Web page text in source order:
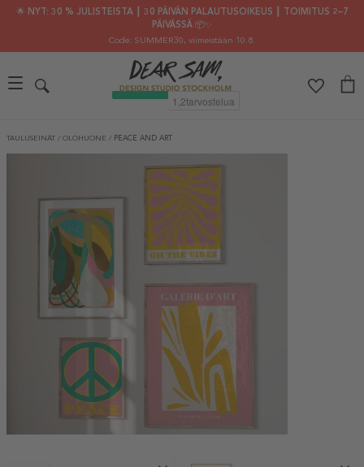
🌟 NYT: 30 % JULISTEISTA ┃ 30 PÄIVÄN PALAUTUSOIKEUS ┃ TOIMITUS 2–7
PÄIVÄSSÄ 📦✨
Code: SUMMER30, viimeistään 10.8.
TAULUSEINÄT / OLOHUONE / PEACE AND ART